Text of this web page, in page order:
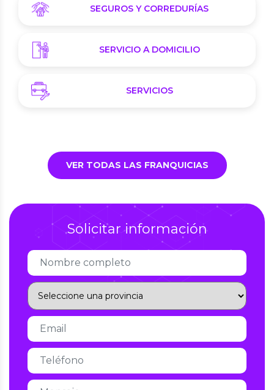
SEGUROS Y CORREDURÍAS
SERVICIO A DOMICILIO
SERVICIOS
VER TODAS LAS FRANQUICIAS
Solicitar información